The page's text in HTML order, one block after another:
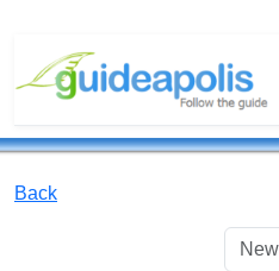
Back